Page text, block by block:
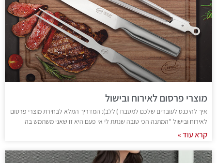
מוצרי פרסום לאירוח ובישול
איך להיכנס לעובדים שלכם למטבח (וללב): המדריך המלא לבחירת מוצרי פרסום
לאירוח ובישול "המתנה הכי טובה שנתת לי אי פעם היא זו שאני משתמש בה
קרא עוד »